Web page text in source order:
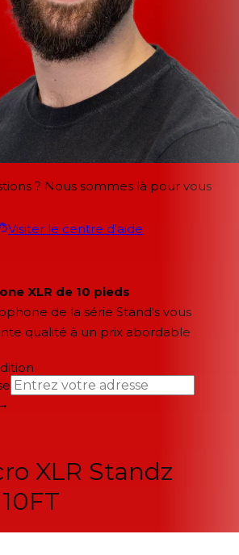
? Nous sommes là pour vous
Visiter le centre d'aide
XLR de 10 pieds
de la série Stand's vous
qualité à un prix abordable
→
XLR Standz